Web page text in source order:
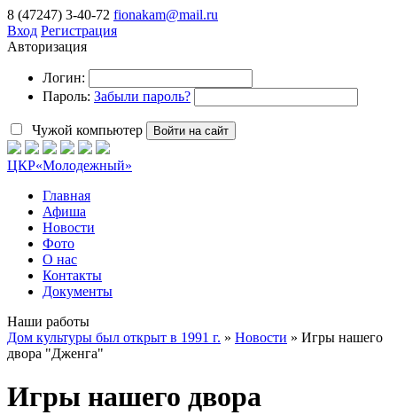
8 (47247) 3-40-72 fionakam@mail.ru
Вход Регистрация
Авторизация
Логин:
Пароль: Забыли пароль?
Чужой компьютер Войти на сайт
ЦКР«Молодежный»
Главная
Афиша
Новости
Фото
О нас
Контакты
Документы
Наши работы
Дом культуры был открыт в 1991 г. » Новости » Игры нашего
двора "Дженга"
Игры нашего двора